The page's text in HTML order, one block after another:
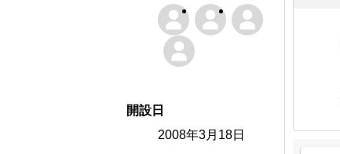
開設日
2008年3月18日